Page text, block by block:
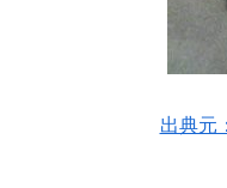
出典元